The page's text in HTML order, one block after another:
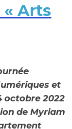
« Arts
et
octobre 2022
de Myriam